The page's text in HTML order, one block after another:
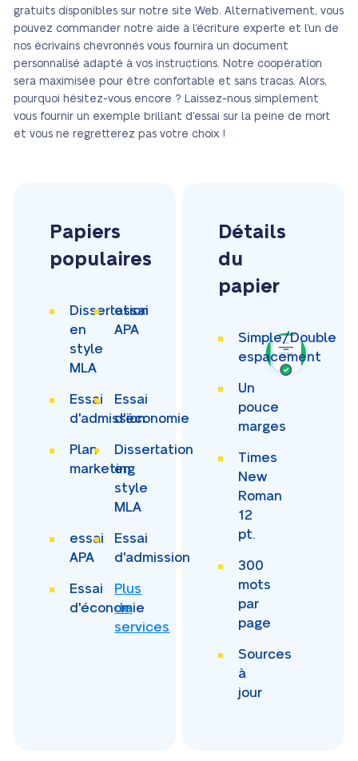
gratuits disponibles sur notre site Web. Alternativement, vous
pouvez commander notre aide à l’écriture experte et l’un de
nos écrivains chevronnés vous fournira un document
personnalisé adapté à vos instructions. Notre coopération
sera maximisée pour être confortable et sans tracas. Alors,
pourquoi hésitez-vous encore ? Laissez-nous simplement
vous fournir un exemple brillant d’essai sur la peine de mort
et vous ne regretterez pas votre choix !
Papiers
populaires
Dissertation
en
style
MLA
essai
APA
Essai
d'admission
Essai
d'économie
Plan
marketing
Dissertation
en
style
MLA
essai
APA
Essai
d'admission
Essai
d'économie
Plus
de
services
Détails
du
papier
Simple/Double
espacement
Un
pouce
marges
Times
New
Roman
12
pt.
300
mots
par
page
Sources
à
jour